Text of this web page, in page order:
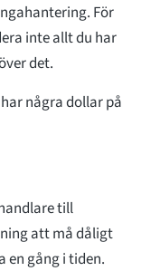
För
inte allt du har
det.
några dollar på
till
att må dåligt
en gång i tiden.